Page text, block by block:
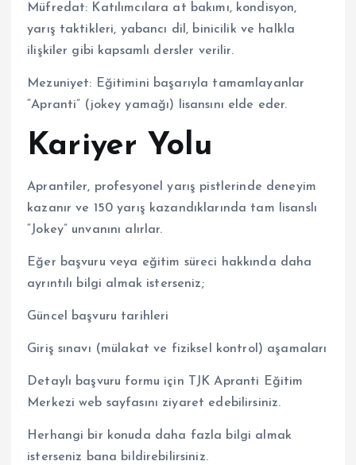
Müfredat: Katılımcılara at bakımı, kondisyon,
yarış taktikleri, yabancı dil, binicilik ve halkla
ilişkiler gibi kapsamlı dersler verilir.
Mezuniyet: Eğitimini başarıyla tamamlayanlar
“Apranti” (jokey yamağı) lisansını elde eder.
Kariyer Yolu
Aprantiler, profesyonel yarış pistlerinde deneyim
kazanır ve 150 yarış kazandıklarında tam lisanslı
“Jokey” unvanını alırlar.
Eğer başvuru veya eğitim süreci hakkında daha
ayrıntılı bilgi almak isterseniz;
Güncel başvuru tarihleri
Giriş sınavı (mülakat ve fiziksel kontrol) aşamaları
Detaylı başvuru formu için TJK Apranti Eğitim
Merkezi web sayfasını ziyaret edebilirsiniz.
Herhangi bir konuda daha fazla bilgi almak
isterseniz bana bildirebilirsiniz.